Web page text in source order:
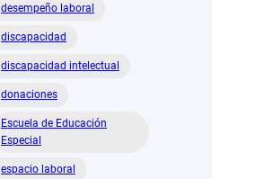
desempeño laboral
discapacidad
discapacidad intelectual
donaciones
Escuela de Educación
Especial
espacio laboral